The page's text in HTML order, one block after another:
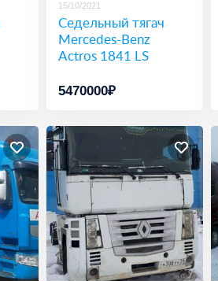
15/10/2021
Седельный тягач
Mercedes-Benz
Actros 1841 LS
5470000₽